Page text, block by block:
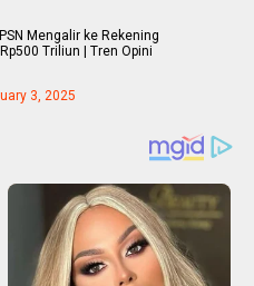
Mengalir ke Rekening
Triliun | Tren Opini
3, 2025